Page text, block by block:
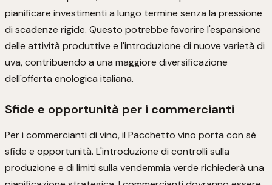
pianificare investimenti a lungo termine senza la pressione
di scadenze rigide. Questo potrebbe favorire l'espansione
delle attività produttive e l'introduzione di nuove varietà di
uva, contribuendo a una maggiore diversificazione
dell'offerta enologica italiana.
Sfide e opportunità per i commercianti
Per i commercianti di vino, il Pacchetto vino porta con sé
sfide e opportunità. L'introduzione di controlli sulla
produzione e di limiti sulla vendemmia verde richiederà una